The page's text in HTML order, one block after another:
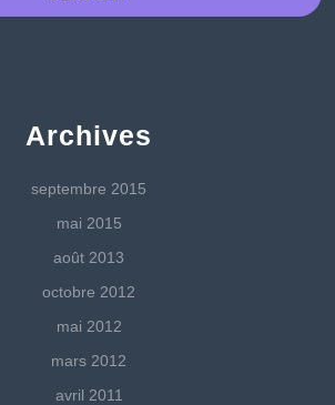
Archives
septembre 2015
mai 2015
août 2013
octobre 2012
mai 2012
mars 2012
avril 2011